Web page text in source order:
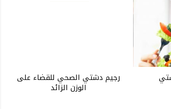
رجيم دشتي الصحي للقضاء على
الوزن الزائد